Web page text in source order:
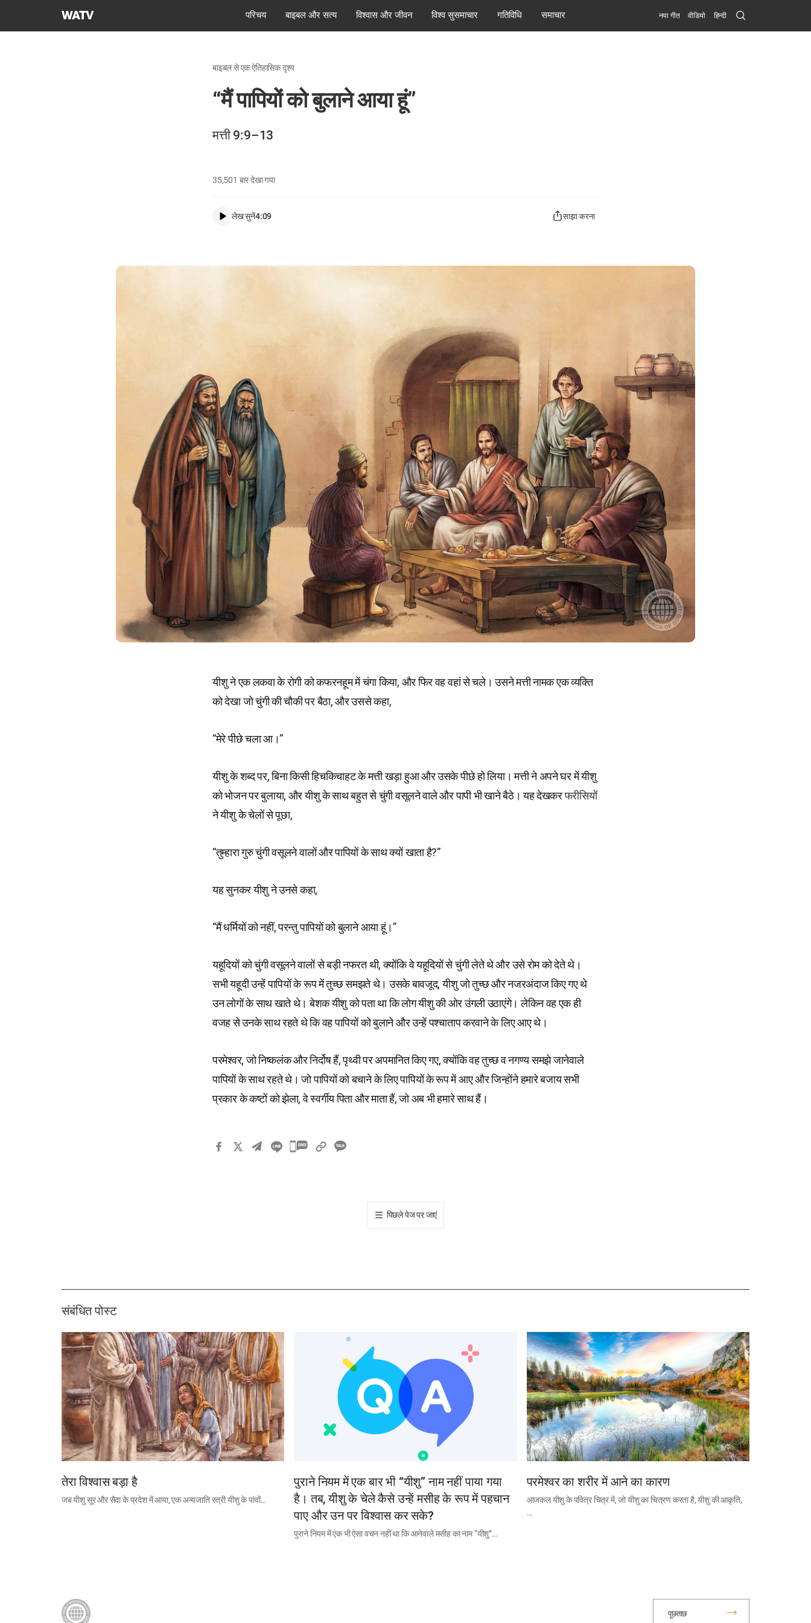
चर्च
परिचय बाइबल और सत्य विश्वास और जीवन विश्व सुसमाचार गतिविधि समाचार नया गीत वीडियो हिन्दी Search
Submit
बाइबल से एक ऐतिहासिक दृश्य
“मैं पापियों को बुलाने आया हूं”
मत्ती 9:9–13
35,501 बार देखा गया
लेख सुनें4:09 साझा करना
यीशु ने एक लकवा के रोगी को कफरनहूम में चंगा किया, और फिर वह वहां से चले। उसने मत्ती नामक एक व्यक्ति
को देखा जो चुंगी की चौकी पर बैठा, और उससे कहा,
“मेरे पीछे चला आ।”
यीशु के शब्द पर, बिना किसी हिचकिचाहट के मत्ती खड़ा हुआ और उसके पीछे हो लिया। मत्ती ने अपने घर में यीशु
को भोजन पर बुलाया, और यीशु के साथ बहुत से चुंगी वसूलने वाले और पापी भी खाने बैठे। यह देखकरफरीसियों
ने यीशु के चेलों से पूछा,
“तुम्हारा गुरु चुंगी वसूलने वालों और पापियों के साथ क्यों खाता है?”
यह सुनकर यीशु ने उनसे कहा,
“मैं धर्मियों को नहीं, परन्तु पापियों को बुलाने आया हूं।”
यहूदियों को चुंगी वसूलने वालों से बड़ी नफरत थी, क्योंकि वे यहूदियों से चुंगी लेते थे और उसे रोम को देते थे।
सभी यहूदी उन्हें पापियों के रूप में तुच्छ समझते थे। उसके बावजूद, यीशु जो तुच्छ और नजरअंदाज किए गए थे
उन लोगों के साथ खाते थे। बेशक यीशु को पता था कि लोग यीशु की ओर उंगली उठाएंगे। लेकिन वह एक ही
वजह से उनके साथ रहते थे कि वह पापियों को बुलाने और उन्हें पश्चाताप करवाने के लिए आए थे।
परमेश्वर, जो निष्कलंक और निर्दोष हैं, पृथ्वी पर अपमानित किए गए, क्योंकि वह तुच्छ व नगण्य समझे जानेवाले
पापियों के साथ रहते थे। जो पापियों को बचाने के लिए पापियों के रूप में आए और जिन्होंने हमारे बजाय सभी
प्रकार के कष्टों को झेला, वे स्वर्गीय पिता और माता हैं, जो अब भी हमारे साथ हैं।
카
पिछले पेज पर जाएं
संबंधित पोस्ट
तेरा विश्वास बड़ा है
जब यीशु सूर और सैदा के प्रदेश में आया, एक अन्यजाति स्त्री यीशु के पांवों…
पुराने नियम में एक बार भी “यीशु” नाम नहीं पाया गया
है। तब, यीशु के चेले कैसे उन्हें मसीह के रूप में पहचान
पाए और उन पर विश्वास कर सके?
पुराने नियम में एक भी ऐसा वचन नहीं था कि आनेवाले मसीह का नाम “यीशु”…
परमेश्वर का शरीर में आने का कारण
आजकल यीशु के पवित्र चित्र में, जो यीशु का चित्रण करता है, यीशु की आकृति,
…
पूछताछ